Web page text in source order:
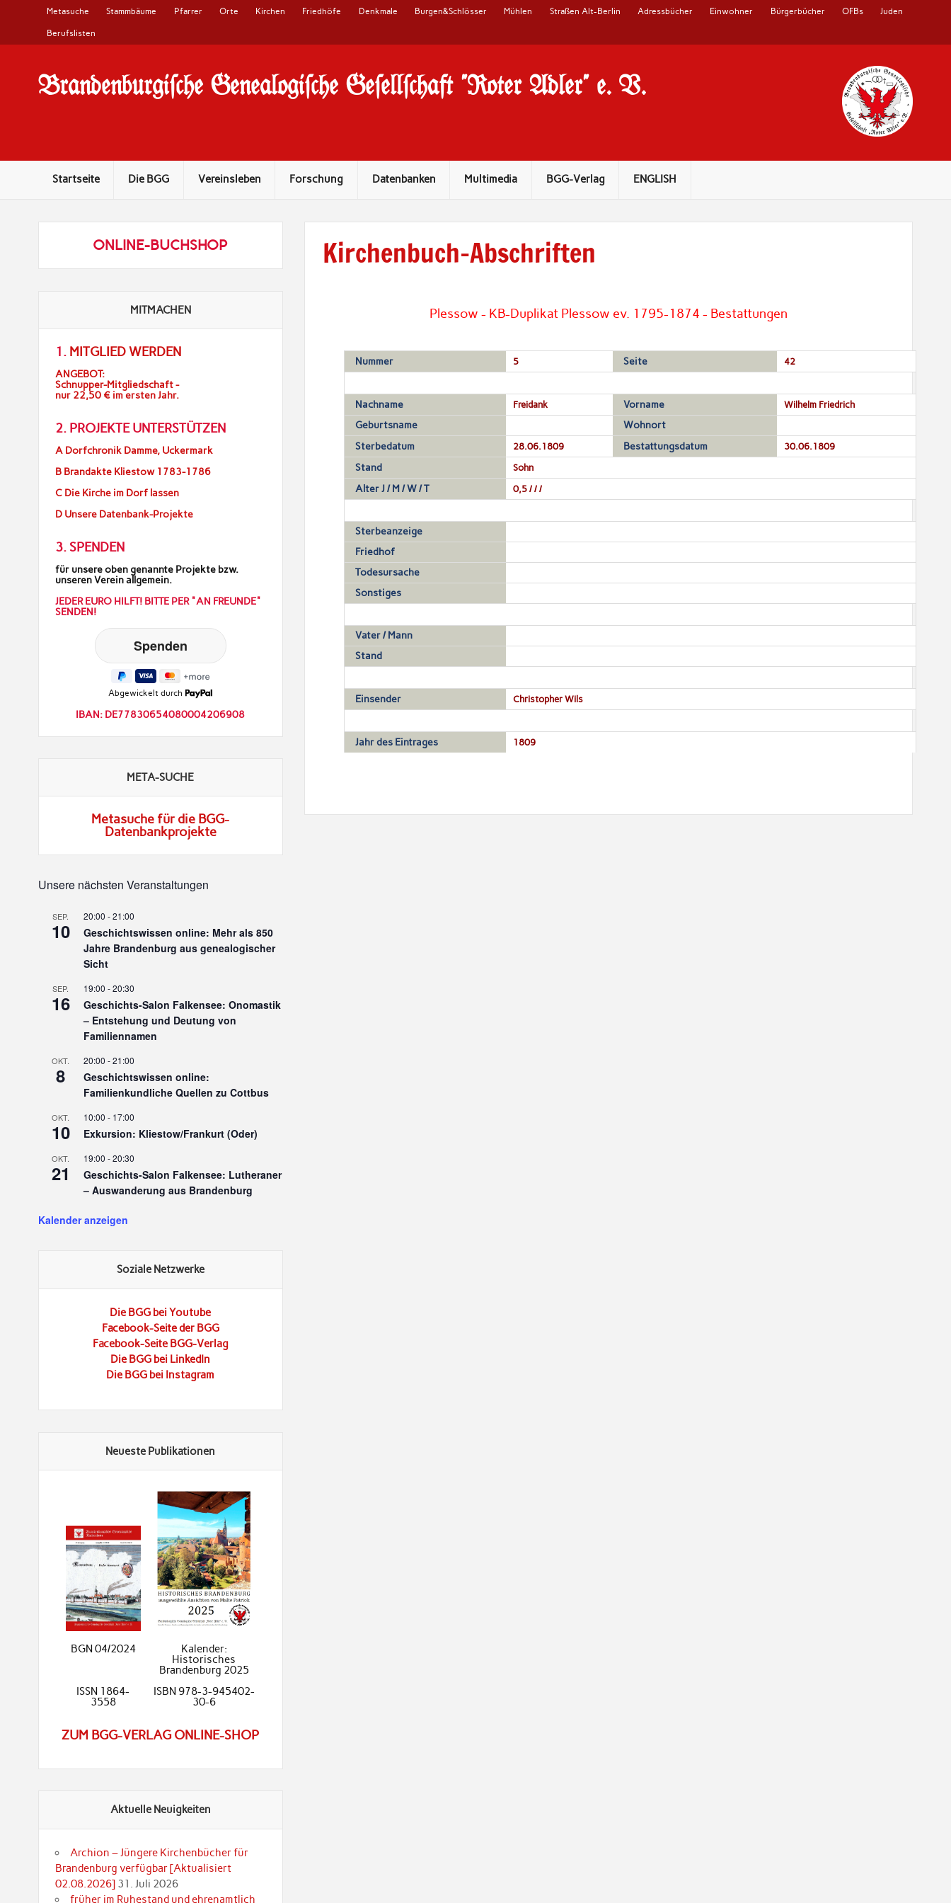
Metasuche Stammbäume Pfarrer Orte Kirchen Friedhöfe Denkmale Burgen&Schlösser Mühlen Straßen Alt-Berlin Adressbücher Einwohner Bürgerbücher OFBs Juden
Berufslisten
Brandenburgi#che Genealogi#che Ge#ell#chaft "Roter Adler" e. V.
Startseite Die BGG Vereinsleben Forschung Datenbanken Multimedia BGG-Verlag ENGLISH
Kirchenbuch-Abschriften
Plessow - KB-Duplikat Plessow ev. 1795-1874 - Bestattungen
Nummer 5 Seite 42
Nachname Freidank Vorname Wilhelm Friedrich
Geburtsname
Wohnort
Sterbedatum
28.06.1809 Bestattungsdatum 30.06.1809
Stand Sohn
Alter J / M / W / T 0,5 / / /
Sterbeanzeige
Friedhof
Todesursache
Sonstiges
Vater / Mann
Stand
Einsender Christopher Wils
Jahr des Eintrages 1809
ONLINE-BUCHSHOP
MITMACHEN
1. MITGLIED WERDEN
ANGEBOT:
Schnupper-Mitgliedschaft -
nur 22,50 € im ersten Jahr.
2. PROJEKTE UNTERSTÜTZEN
A Dorfchronik Damme, Uckermark
B Brandakte Kliestow 1783-1786
C Die Kirche im Dorf lassen
D Unsere Datenbank-Projekte
3. SPENDEN
für unsere oben genannte Projekte bzw.
unseren Verein allgemein.
JEDER EURO HILFT! BITTE PER "AN FREUNDE"
SENDEN!
Abgewickelt durch
IBAN: DE77830654080004206908
META-SUCHE
Metasuche für die BGG-
Datenbankprojekte
Unsere nächsten Veranstaltungen
SEP.
10
20:00 -21:00
Geschichtswissen online: Mehr als 850
Jahre Brandenburg aus genealogischer
Sicht
SEP.
16
19:00 -20:30
Geschichts-Salon Falkensee: Onomastik
– Entstehung und Deutung von
Familiennamen
OKT.
8
20:00 -21:00
Geschichtswissen online:
Familienkundliche Quellen zu Cottbus
OKT.
10
10:00 - 17:00
Exkursion: Kliestow/Frankurt (Oder)
OKT.
21
19:00 -20:30
Geschichts-Salon Falkensee: Lutheraner
– Auswanderung aus Brandenburg
Kalender anzeigen
Soziale Netzwerke
Die BGG bei Youtube
Facebook-Seite der BGG
Facebook-Seite BGG-Verlag
Die BGG bei LinkedIn
Die BGG bei Instagram
Neueste Publikationen
BGN 04/2024
Kalender:
Historisches
Brandenburg 2025
ISSN 1864-
3558
ISBN 978-3-945402-
30-6
ZUM BGG-VERLAG ONLINE-SHOP
Aktuelle Neuigkeiten
Archion – Jüngere Kirchenbücher für
Brandenburg verfügbar [Aktualisiert
02.08.2026] 31. Juli 2026
früher im Ruhestand und ehrenamtlich